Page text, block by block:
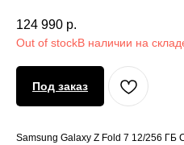
124 990 р.
Out of stock
Под заказ
Samsung Galaxy Z Fold 7 12/256 ГБ